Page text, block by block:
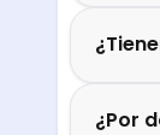
¿Por